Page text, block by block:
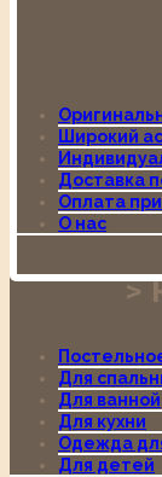
Широкий
Доставка
Оплата
О нас
Для
Для ванной
Для кухни
Одежда
Для детей